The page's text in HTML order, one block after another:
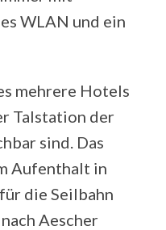
WLAN und ein
mehrere Hotels
Talstation der
sind. Das
Aufenthalt in
die Seilbahn
Aescher